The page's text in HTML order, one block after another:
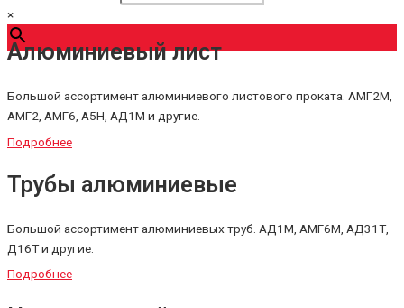
×
Алюминиевый лист
Большой ассортимент алюминиевого листового проката. АМГ2М,
АМГ2, АМГ6, А5Н, АД1М и другие.
Подробнее
Трубы алюминиевые
Большой ассортимент алюминиевых труб. АД1М, АМГ6М, АД31Т,
Д16Т и другие.
Подробнее